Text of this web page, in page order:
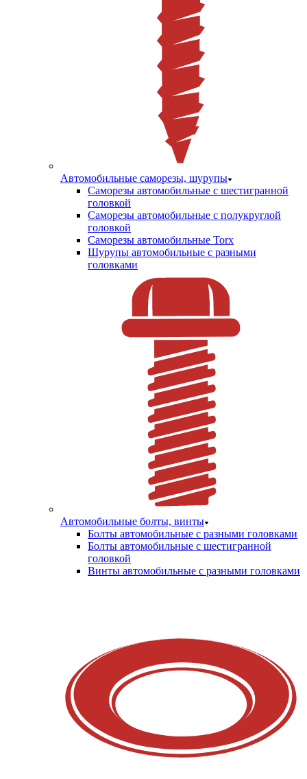
Автомобильные саморезы, шурупы
Саморезы автомобильные с шестигранной
головкой
Саморезы автомобильные с полукруглой
головкой
Саморезы автомобильные Torx
Шурупы автомобильные с разными
головками
Автомобильные болты, винты
Болты автомобильные с разными головками
Болты автомобильные с шестигранной
головкой
Винты автомобильные с разными головками